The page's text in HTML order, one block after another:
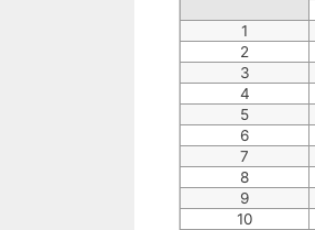
1
2
3
4
5
6
7
8
9
10